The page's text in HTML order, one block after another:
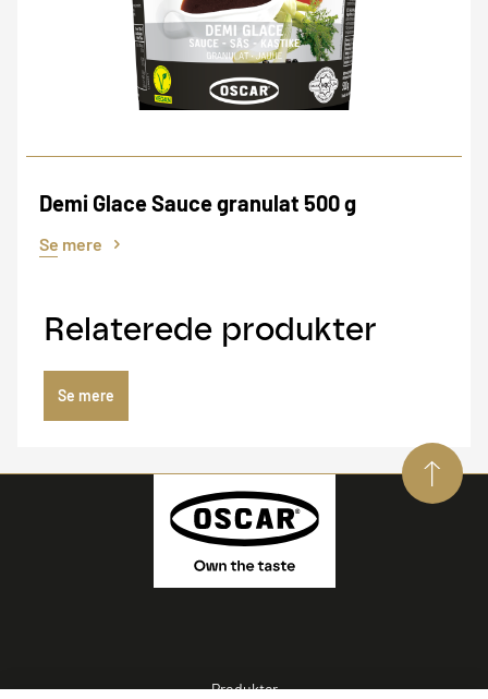
Relaterede produkter
Se mere
Demi Glace Sauce granulat 500 g
Se mere
Produkter